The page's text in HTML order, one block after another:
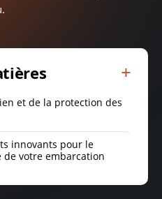
et de la protection des
innovants pour le
votre embarcation